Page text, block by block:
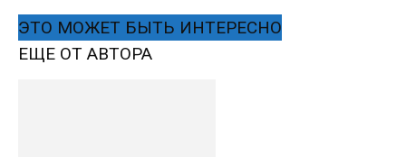
ЭТО МОЖЕТ БЫТЬ ИНТЕРЕСНО
ЕЩЕ ОТ АВТОРА